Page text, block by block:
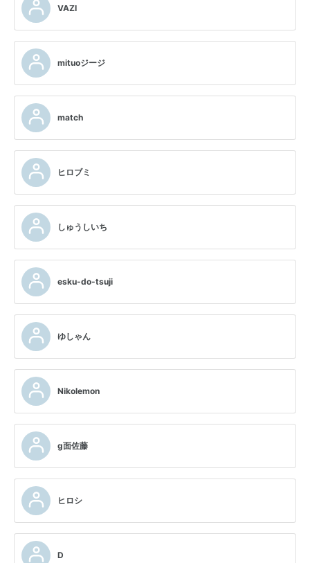
VAZI
mituoジージ
match
ヒロブミ
しゅうしいち
esku-do-tsuji
ゆしゃん
Nikolemon
g面佐藤
ヒロシ
D